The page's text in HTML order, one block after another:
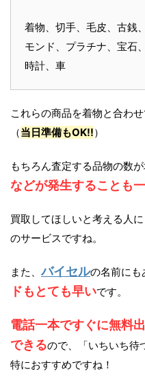
着物、切手、毛皮、古銭
モンド、プラチナ、宝石
時計、車
これらの商品を着物と合わ
（当日準備もOK!!）
もちろん査定する品物の数
などが発生することも
買取してほしいと考える人
のサービスですね。
また、バイセルの名前にも
ドもとても早いです。
電話一本ですぐに無料
できるので、「いちいち待
特におすすめですね！